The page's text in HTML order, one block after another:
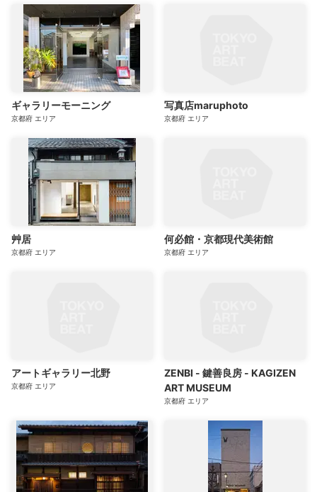
ギャラリーモーニング
京都府 エリア
写真店maruphoto
京都府 エリア
艸居
京都府 エリア
何必館・京都現代美術館
京都府 エリア
アートギャラリー北野
京都府 エリア
ZENBI - 鍵善良房 - KAGIZEN
ART MUSEUM
京都府 エリア